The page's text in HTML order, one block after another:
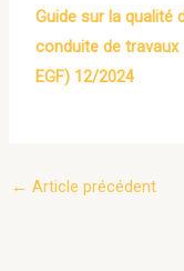
Guide sur la qualité
conduite de
EGF) 12/2024
← Article précédent